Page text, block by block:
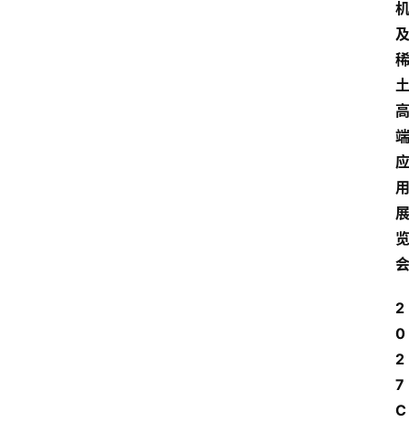
机
及
稀
土
高
端
应
用
展
览
会
2
0
2
7
C